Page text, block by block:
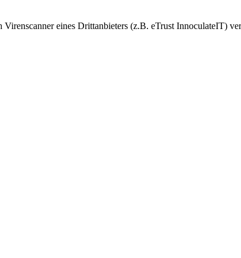
eines Drittanbieters (z.B. eTrust InnoculateIT)